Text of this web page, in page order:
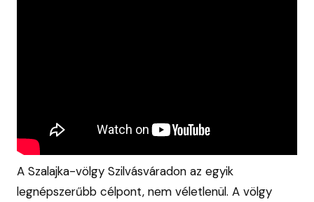
A Szalajka-völgy Szilvásváradon az egyik
legnépszerűbb célpont, nem véletlenül. A völgy